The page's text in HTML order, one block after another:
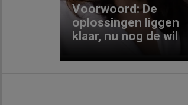
Voorwoord: De
oplossingen liggen
klaar, nu nog de wil